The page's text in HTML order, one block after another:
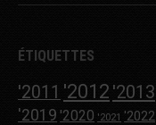
ÉTIQUETTES
'2011 '2012 '2013
'2019 '2020 '2021 '2022